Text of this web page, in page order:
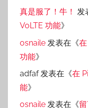
真是服了！牛！ 发
VoLTE 功能》
osnaile 发表在《
功能》
adfaf发表在《在
能》
osnaile 发表在《